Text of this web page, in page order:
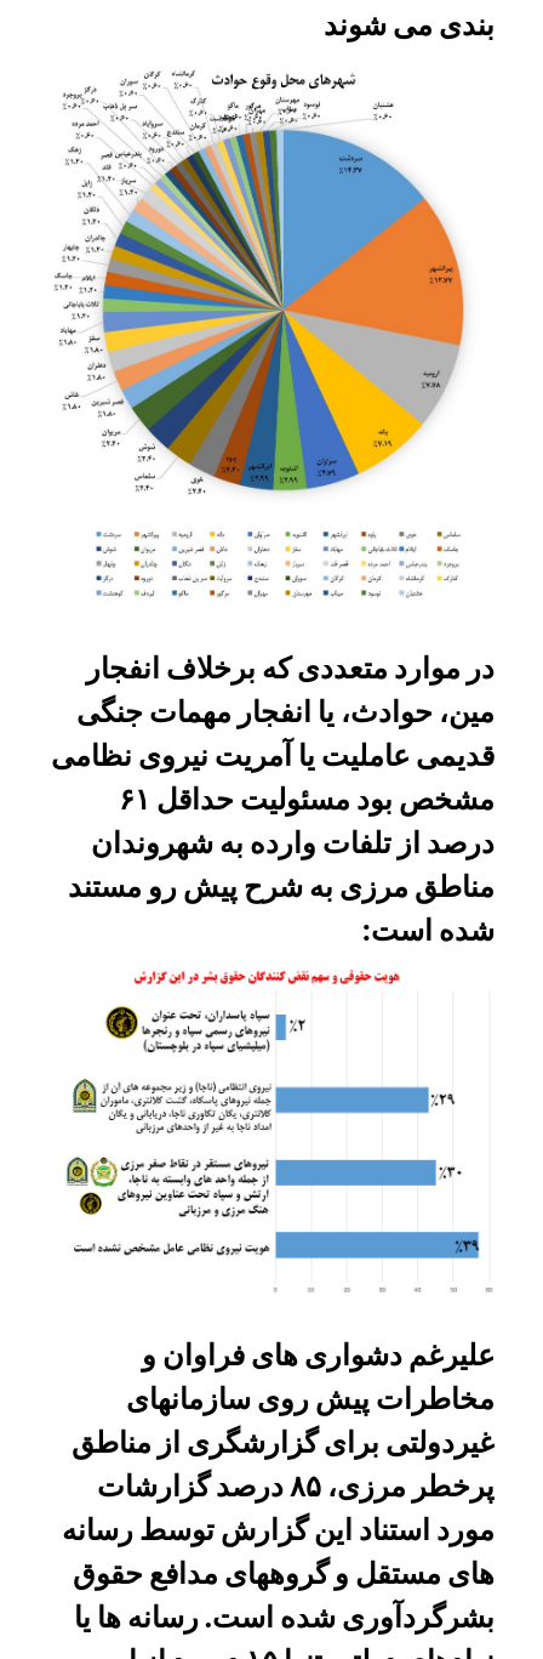
بندی می شوند
در موارد متعددی که برخلاف انفجار
مین، حوادث، یا انفجار مهمات جنگی
قدیمی عاملیت یا آمریت نیروی نظامی
مشخص بود مسئولیت حداقل ۶۱
درصد از تلفات وارده به شهروندان
مناطق مرزی به شرح پیش رو مستند
شده است:
علیرغم دشواری های فراوان و
مخاطرات پیش روی سازمانهای
غیردولتی برای گزارشگری از مناطق
پرخطر مرزی، ۸۵ درصد گزارشات
مورد استناد این گزارش توسط رسانه
های مستقل و گروههای مدافع حقوق
بشرگردآوری شده است. رسانه ها یا